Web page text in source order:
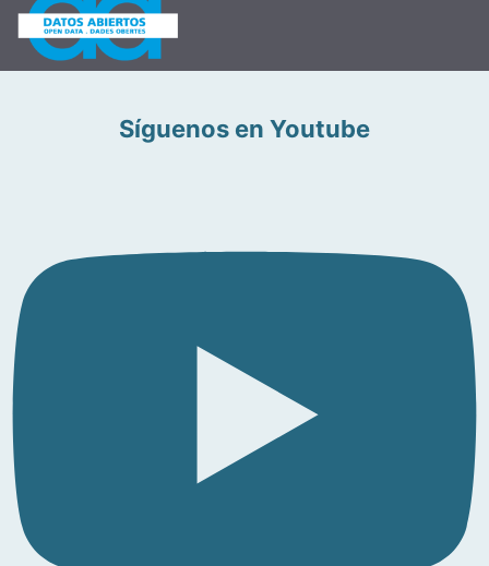
Síguenos en Youtube